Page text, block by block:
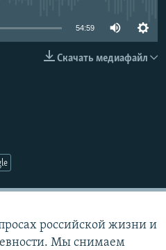
54:59
Скачать медиафайл
российской жизни и
Мы снимаем